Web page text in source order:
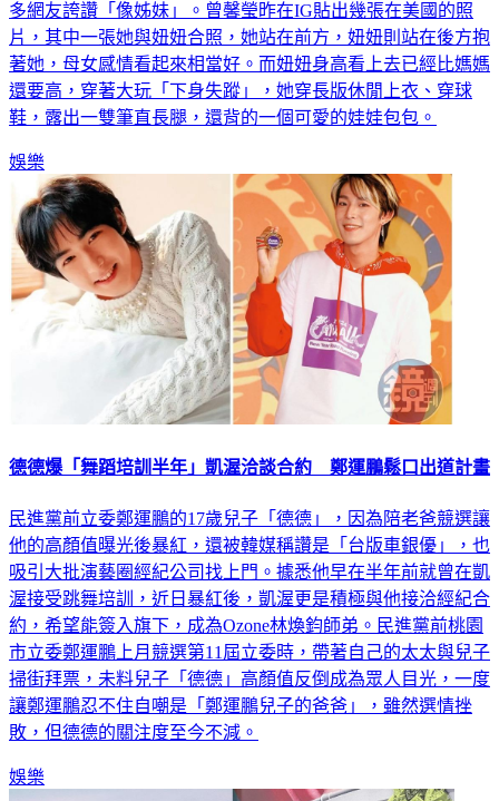
多網友誇讚「像姊妹」。曾馨瑩昨在IG貼出幾張在美國的照
片，其中一張她與妞妞合照，她站在前方，妞妞則站在後方抱
著她，母女感情看起來相當好。而妞妞身高看上去已經比媽媽
還要高，穿著大玩「下身失蹤」，她穿長版休閒上衣、穿球
鞋，露出一雙筆直長腿，還背的一個可愛的娃娃包包。
娛樂
德德爆「舞蹈培訓半年」凱渥洽談合約 鄭運鵬鬆口出道計畫
民進黨前立委鄭運鵬的17歲兒子「德德」，因為陪老爸競選讓
他的高顏值曝光後暴紅，還被韓媒稱讚是「台版車銀優」，也
吸引大批演藝圈經紀公司找上門。據悉他早在半年前就曾在凱
渥接受跳舞培訓，近日暴紅後，凱渥更是積極與他接洽經紀合
約，希望能簽入旗下，成為Ozone林煥鈞師弟。民進黨前桃園
市立委鄭運鵬上月競選第11屆立委時，帶著自己的太太與兒子
掃街拜票，未料兒子「德德」高顏值反倒成為眾人目光，一度
讓鄭運鵬忍不住自嘲是「鄭運鵬兒子的爸爸」，雖然選情挫
敗，但德德的關注度至今不減。
娛樂